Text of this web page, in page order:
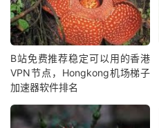
B站免费推荐稳定可以用的香港
VPN节点，Hongkong机场梯子
加速器软件排名